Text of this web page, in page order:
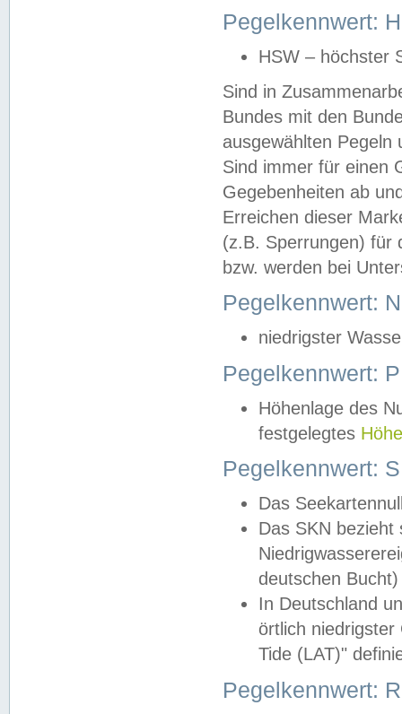
Pegelkennwert:
HSW – höchster
Sind in
Bundes mit den
ausgewählten
Sind immer für einen
Gegebenheiten ab
Erreichen dieser
(z.B. Sperrungen) für
bzw. werden bei
Pegelkennwert:
niedrigster
Pegelkennwert:
Höhenlage des
festgelegtes
Pegelkennwert:
Das
Das SKN
deutschen
In Deutschland
örtlich
Tide (LAT)"
Pegelkennwert: